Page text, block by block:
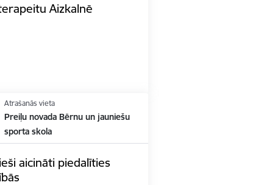
Aizkalnē
Atrašanās vieta
Preiļu novada Bērnu un jauniešu
sporta skola
aicināti piedalīties